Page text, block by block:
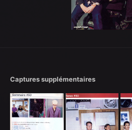
Captures supplémentaires